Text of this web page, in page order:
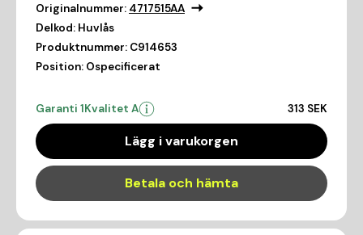
Originalnummer: 4717515AA
Delkod: Huvlås
Produktnummer: C914653
Position: Ospecificerat
Garanti 1Kvalitet A 313 SEK
Lägg i varukorgen
Betala och hämta